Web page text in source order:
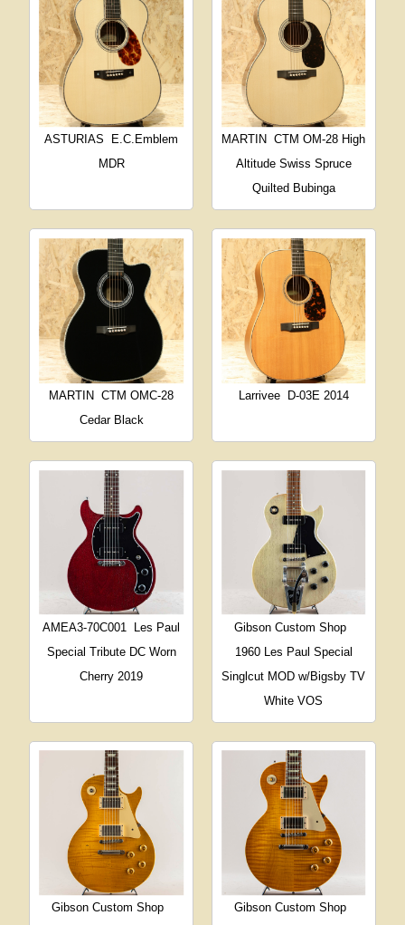
ASTURIAS
E.C.Emblem
MDR
MARTIN
CTM OM-28 High
Altitude Swiss Spruce
Quilted Bubinga
MARTIN
CTM OMC-28
Cedar Black
Larrivee D-03E 2014
AMEA3-70C001
Les Paul
Special Tribute DC Worn
Cherry 2019
Gibson Custom Shop
1960 Les Paul Special
Singlcut MOD w/Bigsby TV
White VOS
Gibson Custom Shop
Gibson Custom Shop